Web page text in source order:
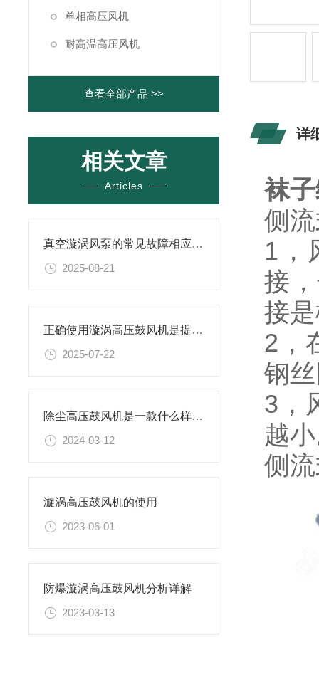
单相高压风机
耐高温高压风机
查看全部产品 >>
相关文章
Articles
真空漩涡风泵的常见故障相应解决方案分享
2025-08-21
正确使用漩涡高压鼓风机是提升效率与安全性的关键
2025-07-22
除尘高压鼓风机是一款什么样的设备
2024-03-12
漩涡高压鼓风机的使用
2023-06-01
防爆漩涡高压鼓风机分析详解
2023-03-13
详
袜
侧
1，
接
接
2，
钢
3，
越
侧